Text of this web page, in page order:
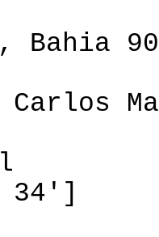
0-2
Bahia
34']